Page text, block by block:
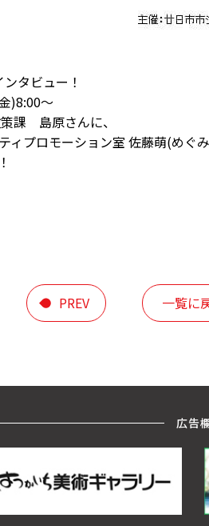
タビュー！
)8:00～
課 島原さんに、
ィプロモーション室 佐藤萌(めぐ
PREV 一覧に
広告